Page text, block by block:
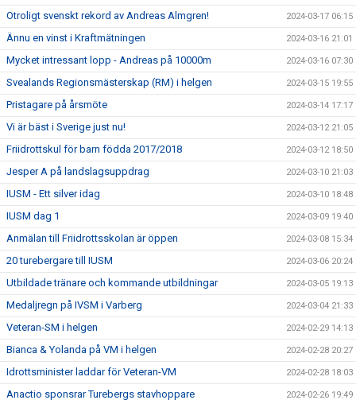
Otroligt svenskt rekord av Andreas Almgren! 2024-03-17 06:15
Ännu en vinst i Kraftmätningen 2024-03-16 21:01
Mycket intressant lopp - Andreas på 10000m 2024-03-16 07:30
Svealands Regionsmästerskap (RM) i helgen 2024-03-15 19:55
Pristagare på årsmöte 2024-03-14 17:17
Vi är bäst i Sverige just nu! 2024-03-12 21:05
Friidrottskul för barn födda 2017/2018 2024-03-12 18:50
Jesper A på landslagsuppdrag 2024-03-10 21:03
IUSM - Ett silver idag 2024-03-10 18:48
IUSM dag 1 2024-03-09 19:40
Anmälan till Friidrottsskolan är öppen 2024-03-08 15:34
20 turebergare till IUSM 2024-03-06 20:24
Utbildade tränare och kommande utbildningar 2024-03-05 19:13
Medaljregn på IVSM i Varberg 2024-03-04 21:33
Veteran-SM i helgen 2024-02-29 14:13
Bianca & Yolanda på VM i helgen 2024-02-28 20:27
Idrottsminister laddar för Veteran-VM 2024-02-28 18:03
Anactio sponsrar Turebergs stavhoppare 2024-02-26 19:49